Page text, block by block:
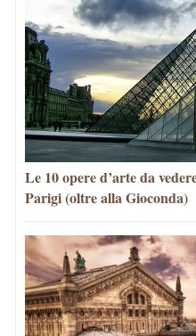
Le 10 opere d’arte da
Parigi (oltre alla Gioconda)